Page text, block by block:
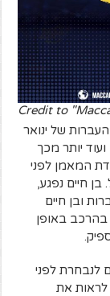
Credit to
של ינואר
יותר מכך
המאמן לפני
בן חיים נפגע,
ובן חיים
בהרכב באופן
לנבחרת לפני
לראות את